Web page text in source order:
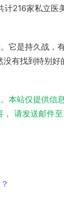
216家私立医
它是持久战，
有找到特别
本站仅提供信
， 请发送邮件至